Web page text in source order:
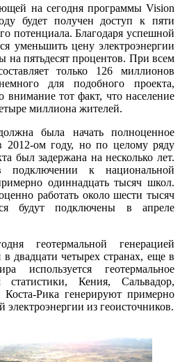
на сегодня программы Vision
будет получен доступ к пяти
потенциала. Благодаря успешной
уменьшить цену электроэнергии
на пятьдесят процентов. При всем
только 126 миллионов
для подобного проекта,
внимание тот факт, что население
миллиона жителей.
была начать полноценное
2012-ом году, но по целому ряду
был задержана на несколько лет.
к национальной
одиннадцать тысяч школ.
работать около шести тысяч
будут подключены в апреле
геотермальной генерацией
в двадцати четырех странах, еще в
используется геотермальное
Кения, Сальвадор,
Рика генерируют примерно
электроэнергии из геоисточников.